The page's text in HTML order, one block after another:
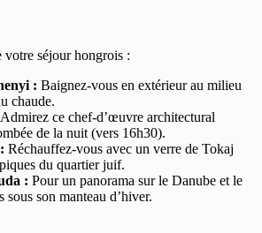
votre séjour hongrois :
: Baignez-vous en extérieur au milieu
chaude.
Admirez ce chef-d’œuvre architectural
de la nuit (vers 16h30).
Réchauffez-vous avec un verre de Tokaj
du quartier juif.
: Pour un panorama sur le Danube et le
sous son manteau d’hiver.